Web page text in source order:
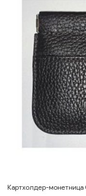
Картхолдер-монетница